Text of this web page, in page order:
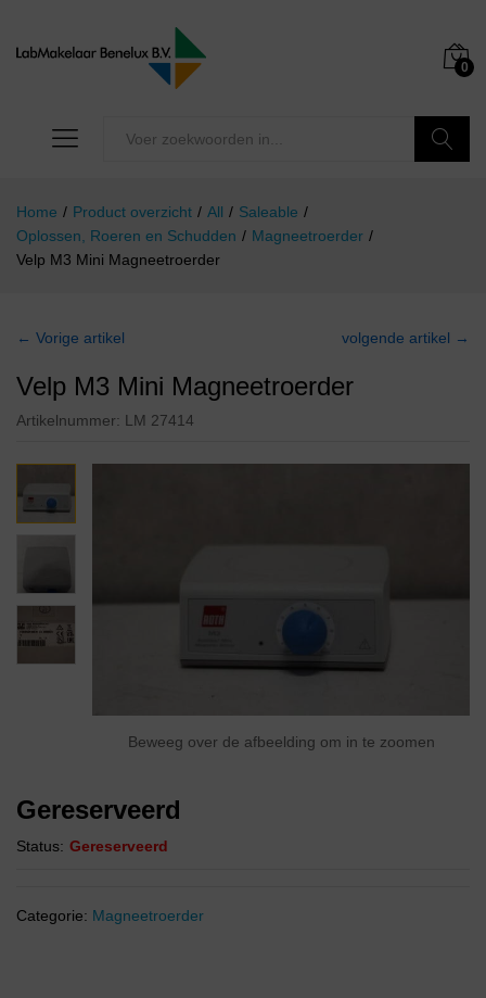
0
Home / Product overzicht / All / Saleable /
Oplossen, Roeren en Schudden / Magneetroerder /
Velp M3 Mini Magneetroerder
← Vorige artikel volgende artikel →
Velp M3 Mini Magneetroerder
Artikelnummer: LM 27414
Beweeg over de afbeelding om in te zoomen
Gereserveerd
Status: Gereserveerd
Categorie: Magneetroerder